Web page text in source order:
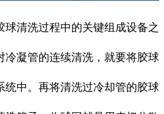
球清洗过程中的关键组成设备之
冷凝管的连续清洗，就要将胶球
统中。再将清洗过冷却管的胶球